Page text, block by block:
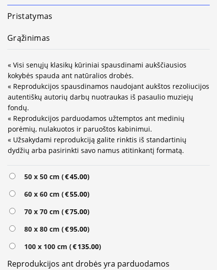
Pristatymas
Grąžinimas
« Visi senųjų klasikų kūriniai spausdinami aukščiausios
kokybės spauda ant natūralios drobės.
« Reprodukcijos spausdinamos naudojant aukštos rezoliucijos
autentiškų autorių darbų nuotraukas iš pasaulio muziejų
fondų.
« Reprodukcijos parduodamos užtemptos ant medinių
porėmių, nulakuotos ir paruoštos kabinimui.
« Užsakydami reprodukciją galite rinktis iš standartinių
dydžių arba pasirinkti savo namus atitinkantį formatą.
50 x 50 cm (€45.00)
60 x 60 cm (€55.00)
70 x 70 cm (€75.00)
80 x 80 cm (€95.00)
100 x 100 cm (€135.00)
Reprodukcijos ant drobės yra parduodamos
Alternative: